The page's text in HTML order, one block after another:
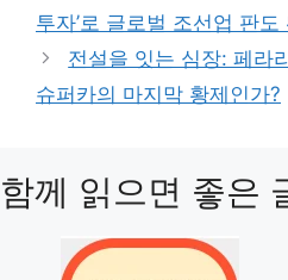
리
투자’로 글로벌 조선업 판도
전설을 잇는 심장: 페라
슈퍼카의 마지막 황제인가?
함께 읽으면 좋은